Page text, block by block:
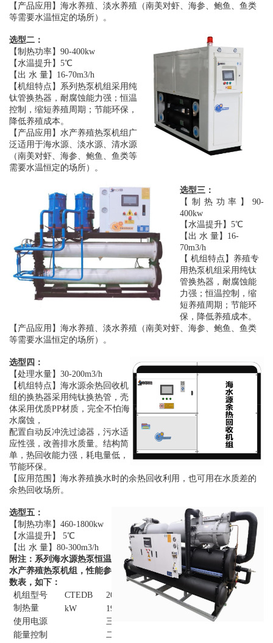
【产品应用】 海水养殖、淡水养殖（南美对虾、海参、鲍鱼、鱼类
等需要水温恒定的场所）。
选型二：
【制热功率】90-400kw
【水温提升】5℃
【出 水 量】16-70m3/h
【机组特点】系列热泵机组采用纯
钛管换热器，耐腐蚀能力强；恒温
控制，缩短养殖周期；节能环保，
降低养殖成本。
【产品应用】水产养殖热泵机组广
泛适用于海水源、淡水源、清水源
（南美对虾、海参、鲍鱼、鱼类等
需要水温恒定的场所）。
选型三：
【制热功率】90-
400kw
【水温提升】5℃
【出 水 量】16-
70m3/h
【 机组特点】养殖专
用热泵机组采用纯钛
管换热器，耐腐蚀能
力强；恒温控制，缩
短养殖周期；节能环
保，降低养殖成本。
【产品应用】海水养殖、淡水养殖（南美对虾、海参、鲍鱼、鱼类
等需要水温恒定的场所）。
选型四：
【处理水量】30-200m3/h
【机组特点】海水源余热回收机
组的换热器采用纯钛换热管，壳
体采用优质PP材质，完全不怕海
水腐蚀，
配置自动反冲洗过滤器，污水适
应性强，改善排水质量。结构简
单，热回收能力强，耗电量低，
节能环保。
【应用范围】海水养殖换水时的余热回收利用，也可用在水质差的
余热回收场所。
选型五：
【制热功率】460-1800kw
【水温提升】 5℃
【出 水 量】80-300m3/h
附注：系列海水源热泵恒温
水产养殖热泵机组，性能参
数表，如下：
机组型号
CTEDB 200YZA 90YZ 130YZ
180YZ
制热量
kW 199 139
使用电源
三相 380V 50Hz
能量控制
二级